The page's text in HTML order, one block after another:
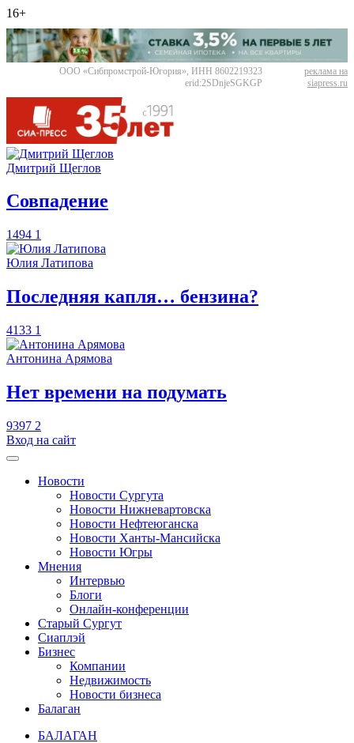
16+
ООО «Сибпромстрой-Югория», ИНН 8602219323
erid:2SDnjeSGKGP
реклама на
siapress.ru
Дмитрий Щеглов
​Совпадение
1494 1
Юлия Латипова
​Последняя капля… бензина?
4133 1
Антонина Арямова
​Нет времени на подумать
9397 2
Вход на сайт
Новости
Новости Сургута
Новости Нижневартовска
Новости Нефтеюганска
Новости Ханты-Мансийска
Новости Югры
Мнения
Интервью
Блоги
Онлайн-конференции
Старый Сургут
Сиаплэй
Бизнес
Компании
Недвижимость
Новости бизнеса
Балаган
БАЛАГАН